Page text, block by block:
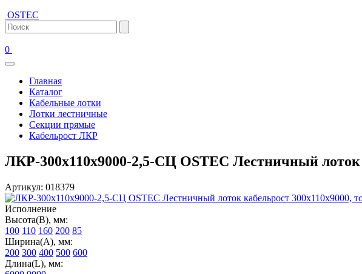
OSTEC
0
Главная
Каталог
Кабельные лотки
Лотки лестничные
Секции прямые
Кабельрост ЛКР
ЛКР-300х110х9000-2,5-СЦ OSTEC Лестничный
Артикул: 018379
Исполнение
Высота(В), мм:
100 110 160 200 85
Ширина(А), мм:
200 300 400 500 600
Длина(L), мм: